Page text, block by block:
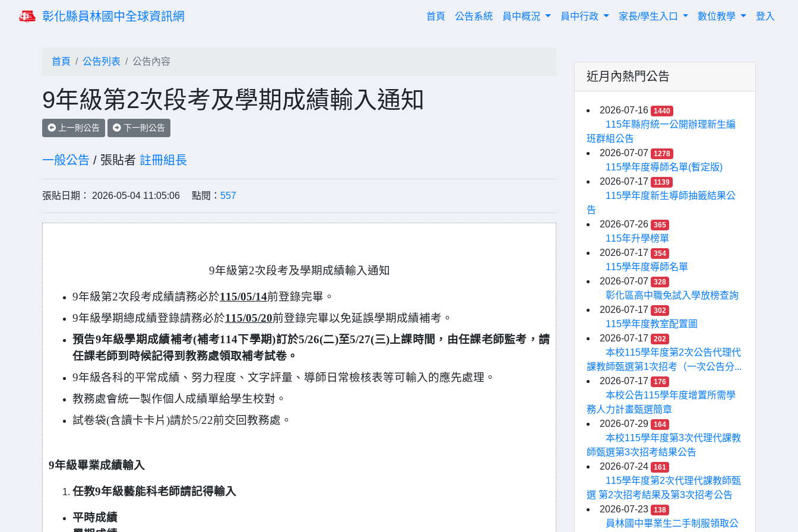
彰化縣員林國中全球資訊網 首頁 (current)
公告系統 員中概況 員中行政 家長/學生入口 數位教學 登入
首頁 公告列表 公告內容
9年級第2次段考及學期成績輸入通知
上一則公告 下一則公告
一般公告 / 張貼者 註冊組長
張貼日期： 2026-05-04 11:05:06 點閱： 557
9年級第2次段考及學期成績輸入通知
9年級第2次段考成績請務必於115/05/14前登錄完畢。
9年級學期總成績登錄請務必於115/05/20前登錄完畢以免延誤學期成績補考。
預告9年級學期成績補考(補考114下學期)訂於5/26(二)至5/27(三)上課時間，由任課老師監考，請
任課老師到時候記得到教務處領取補考試卷。
9年級各科的平常成績、努力程度、文字評量、導師日常檢核表等可輸入的應先處理。
教務處會統一製作個人成績單給學生校對。
試卷袋(含讀卡卡片)請於5/22前交回教務處。
9年級畢業成績輸入
任教9年級藝能科老師請記得輸入
平時成績
近月內熱門公告
2026-07-16 1440
115年縣府統一公開辦理新生編
班群組公告
2026-07-07
1278
115學年度導師名單(暫定版)
2026-07-17
1139
115學年度新生導師抽籤結果公
告
2026-07-26
365
115年升學榜單
2026-07-17
354
115學年度導師名單
2026-07-07
328
彰化區高中職免試入學放榜查詢
2026-07-17
302
115學年度教室配置圖
2026-07-17
202
本校115學年度第2次公告代理代
課教師甄選第1次招考（一次公告分...
2026-07-17
176
本校公告115學年度增置所需學
務人力計畫甄選簡章
2026-07-29
164
本校115學年度第3次代理代課教
師甄選第3次招考結果公告
2026-07-24
161
115學年度第2次代理代課教師甄
選 第2次招考結果及第3次招考公告
2026-07-23
138
員林國中畢業生二手制服領取公